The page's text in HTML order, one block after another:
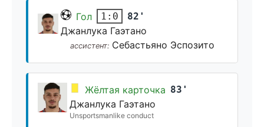
Гол 1:0 82'
Джанлука Гаэтано
ассистент: Себастьяно Эспозито
Жёлтая карточка 83'
Джанлука Гаэтано
Unsportsmanlike conduct